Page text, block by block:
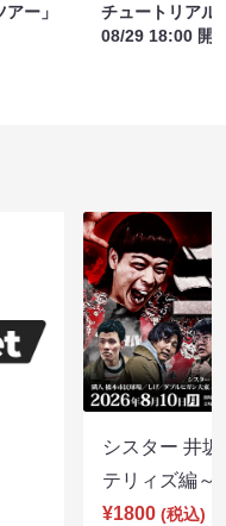
ー」
チュートリアル
08/29 18:00 開
シスター 井
テリィズ編
¥1800 (税込)